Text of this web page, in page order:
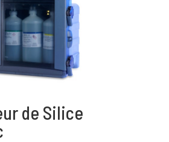
de Silice